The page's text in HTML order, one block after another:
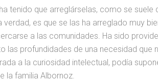
tenido que arreglárselas, como se suele
verdad, es que se las ha arreglado muy
a las comunidades. Ha sido
las profundidades de una necesidad que
a la curiosidad intelectual, podía
la familia Albornoz.